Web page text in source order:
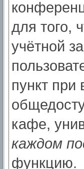
для того,
учётной
пункт
кафе,
каждом
функцию.